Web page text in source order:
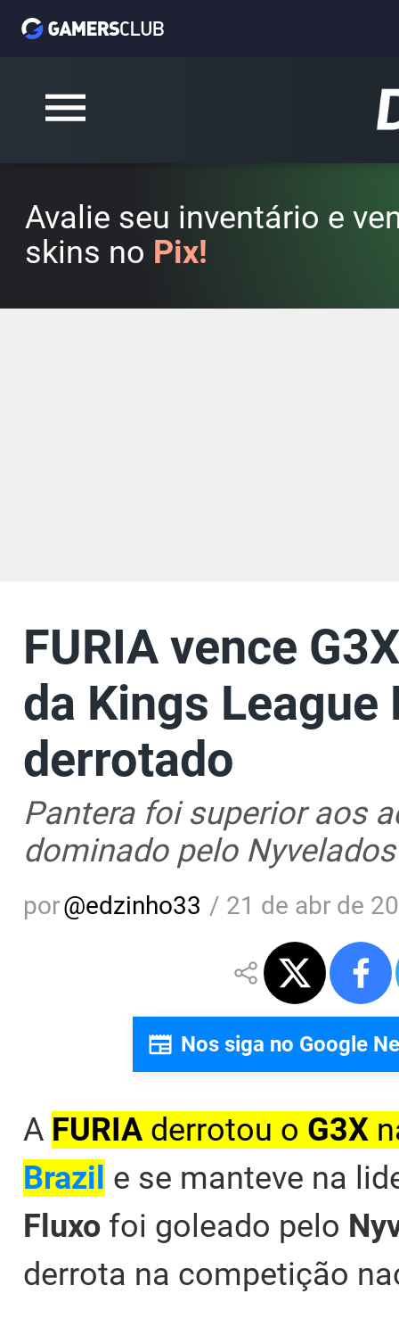
Avalie seu inventário e
skins no Pix!
FURIA vence
da Kings League
derrotado
Pantera foi superior aos
dominado pelo Nyvelados
por@edzinho33 / 21 de abr de
Nos siga no Google
A FURIA derrotou o G3X
Brazil e se manteve na
Fluxo foi goleado pelo
derrota na competição